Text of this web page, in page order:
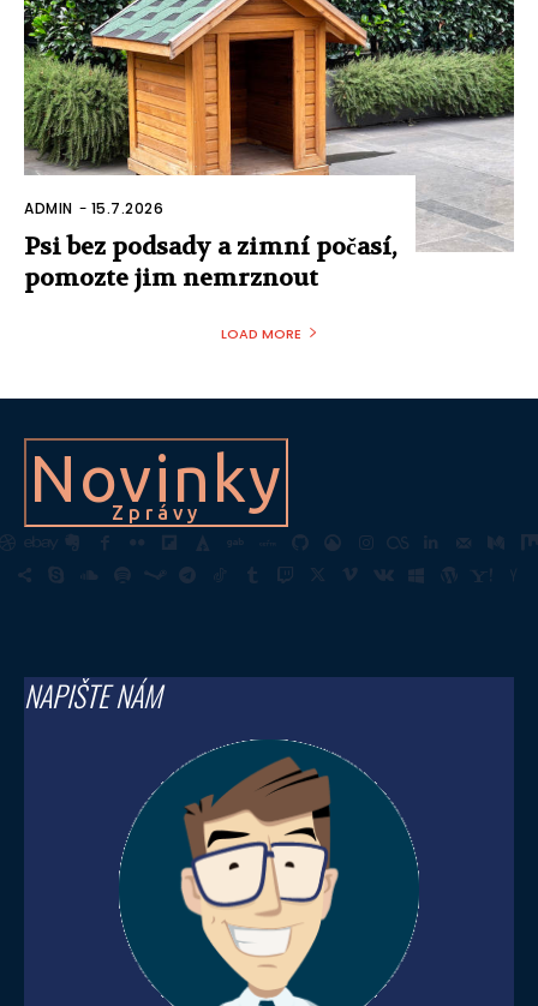
ADMIN - 15.7.2026
Psi bez podsady a zimní počasí,
pomozte jim nemrznout
LOAD MORE
Novinky
Zprávy
NAPIŠTE NÁM